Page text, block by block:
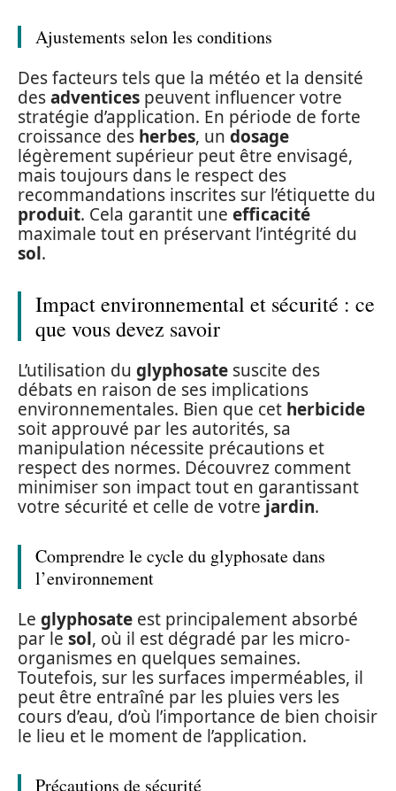
Ajustements selon les conditions
Des facteurs tels que la météo et la densité
desadventices peuvent influencer votre
stratégie d’application. En période de forte
croissance des herbes, un dosage
légèrement supérieur peut être envisagé,
mais toujours dans le respect des
recommandations inscrites sur l’étiquette du
produit. Cela garantit une efficacité
maximale tout en préservant l’intégrité du
sol.
Impact environnemental et sécurité : ce
que vous devez savoir
L’utilisation du glyphosate suscite des
débats en raison de ses implications
environnementales. Bien que cet herbicide
soit approuvé par les autorités, sa
manipulation nécessite précautions et
respect des normes. Découvrez comment
minimiser son impact tout en garantissant
votre sécurité et celle de votre jardin.
Comprendre le cycle du glyphosate dans
l’environnement
Le glyphosate est principalement absorbé
par le sol, où il est dégradé par les micro-
organismes en quelques semaines.
Toutefois, sur les surfaces imperméables, il
peut être entraîné par les pluies vers les
cours d’eau, d’où l’importance de bien choisir
le lieu et le moment de l’application.
Précautions de sécurité